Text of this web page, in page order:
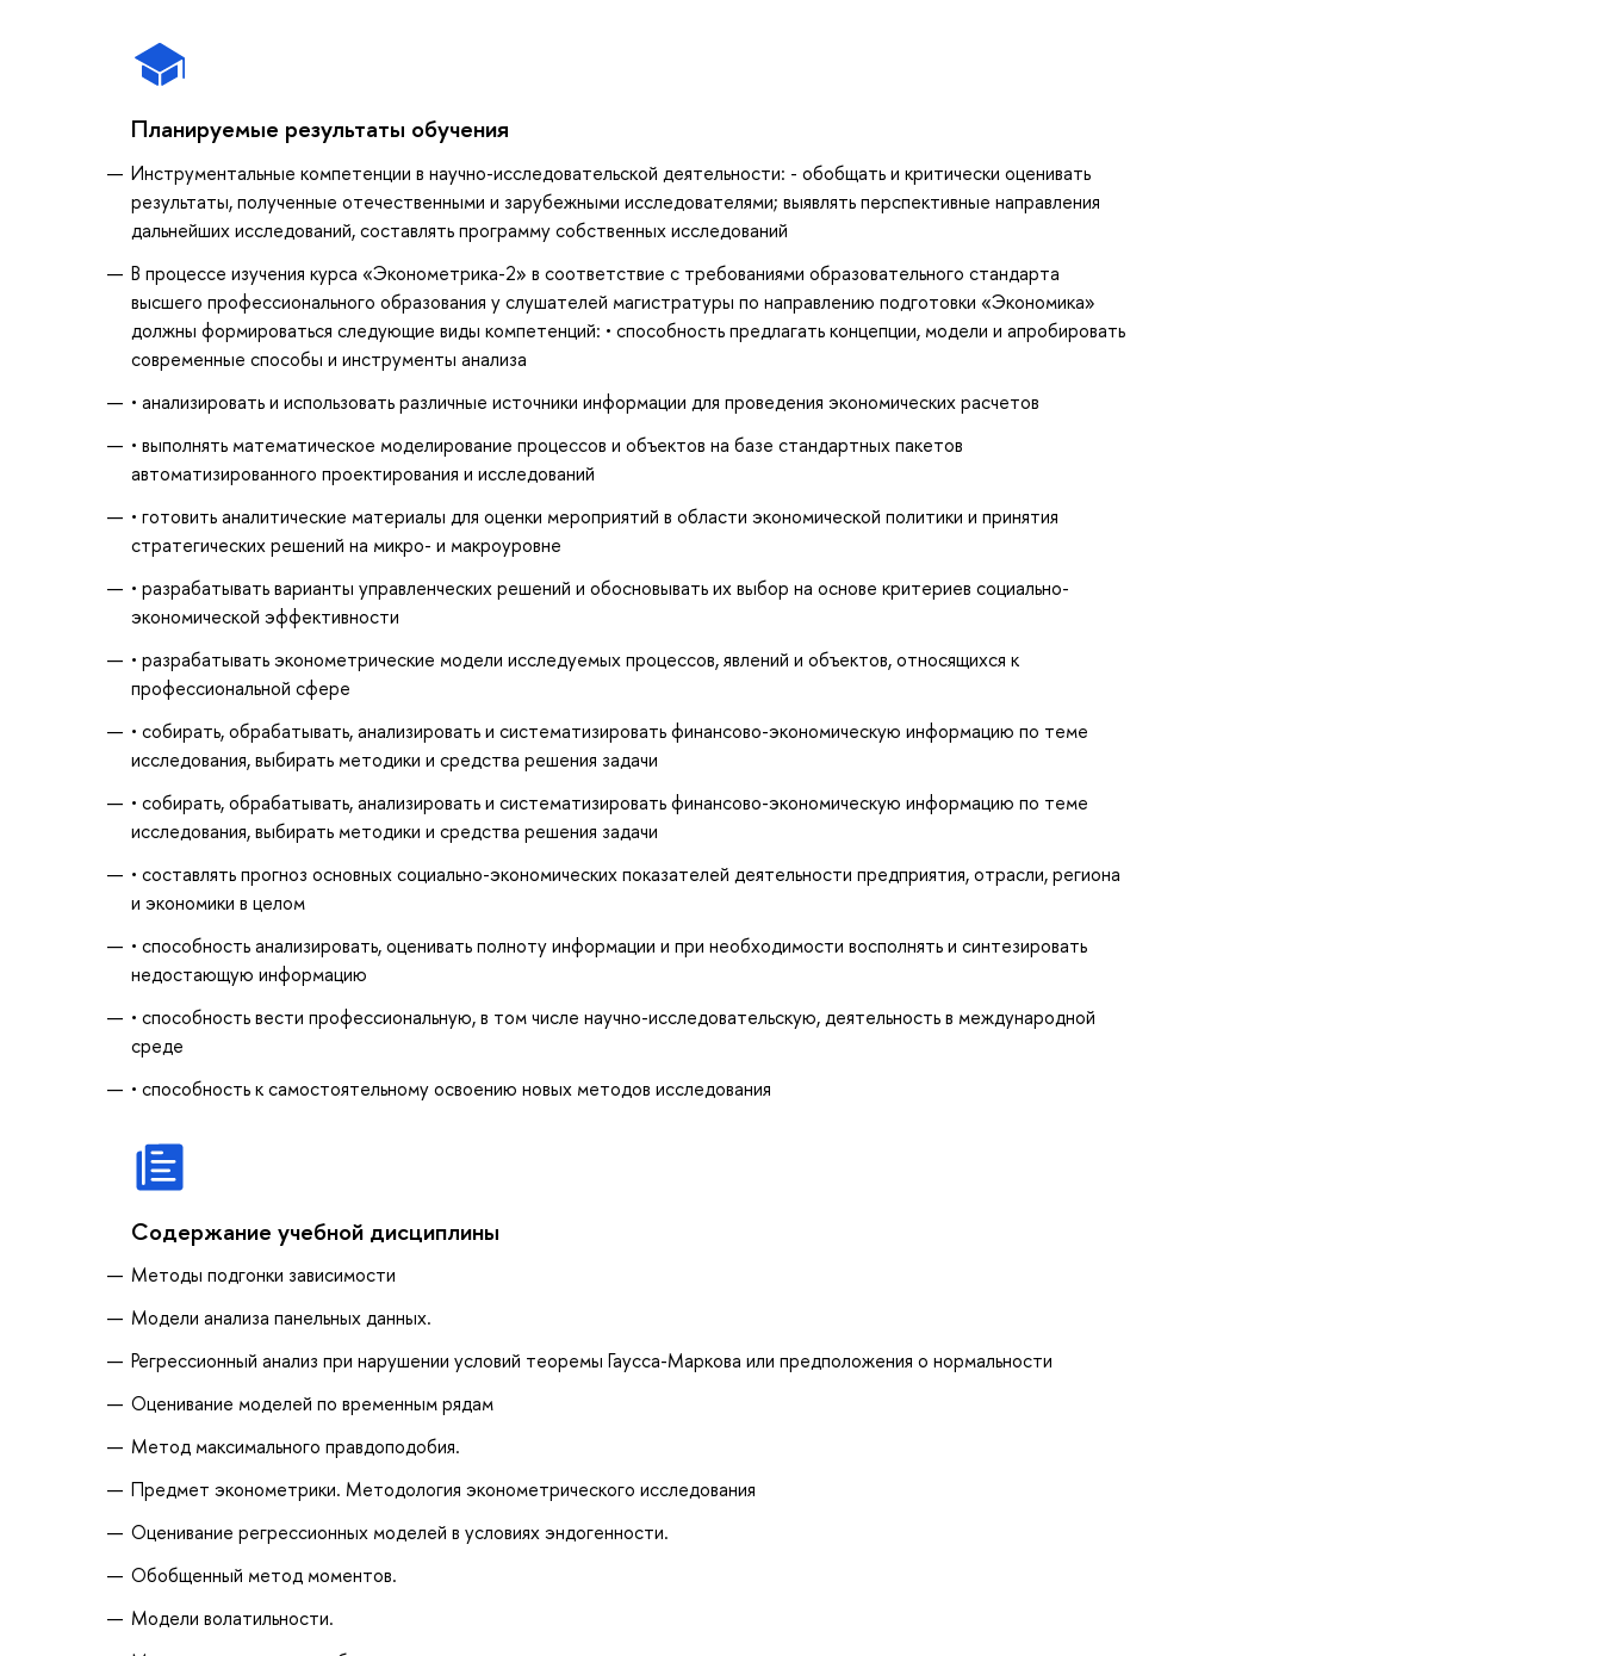
Планируемые результаты обучения
Инструментальные компетенции в научно-исследовательской деятельности: - обобщать и критически оценивать
результаты, полученные отечественными и зарубежными исследователями; выявлять перспективные направления
дальнейших исследований, составлять программу собственных исследований
В процессе изучения курса «Эконометрика-2» в соответствие с требованиями образовательного стандарта
высшего профессионального образования у слушателей магистратуры по направлению подготовки «Экономика»
должны формироваться следующие виды компетенций: • способность предлагать концепции, модели и апробировать
современные способы и инструменты анализа
• анализировать и использовать различные источники информации для проведения экономических расчетов
• выполнять математическое моделирование процессов и объектов на базе стандартных пакетов
автоматизированного проектирования и исследований
• готовить аналитические материалы для оценки мероприятий в области экономической политики и принятия
стратегических решений на микро- и макроуровне
• разрабатывать варианты управленческих решений и обосновывать их выбор на основе критериев социально-
экономической эффективности
• разрабатывать эконометрические модели исследуемых процессов, явлений и объектов, относящихся к
профессиональной сфере
• собирать, обрабатывать, анализировать и систематизировать финансово-экономическую информацию по теме
исследования, выбирать методики и средства решения задачи
• собирать, обрабатывать, анализировать и систематизировать финансово-экономическую информацию по теме
исследования, выбирать методики и средства решения задачи
• составлять прогноз основных социально-экономических показателей деятельности предприятия, отрасли, региона
и экономики в целом
• способность анализировать, оценивать полноту информации и при необходимости восполнять и синтезировать
недостающую информацию
• способность вести профессиональную, в том числе научно-исследовательскую, деятельность в международной
среде
• способность к самостоятельному освоению новых методов исследования
Содержание учебной дисциплины
Методы подгонки зависимости
Модели анализа панельных данных.
Регрессионный анализ при нарушении условий теоремы Гаусса-Маркова или предположения о нормальности
Оценивание моделей по временным рядам
Метод максимального правдоподобия.
Предмет эконометрики. Методология эконометрического исследования
Оценивание регрессионных моделей в условиях эндогенности.
Обобщенный метод моментов.
Модели волатильности.